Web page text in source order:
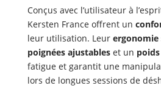
Conçus avec l’utilisateur à
Kersten France offrent un
leur utilisation. Leur ergonomie
poignées ajustableset un
fatigue et garantit une
lors de longues sessions de